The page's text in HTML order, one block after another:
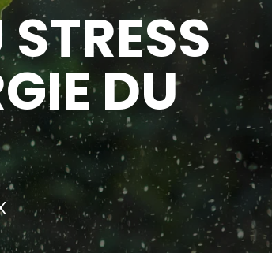
DU